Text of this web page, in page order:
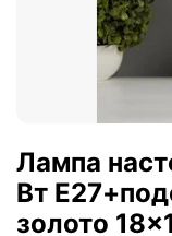
Лампа
Вт
золото